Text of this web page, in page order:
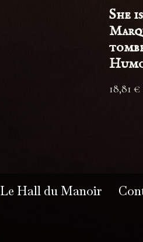
She
18,81 €
Le Hall du Manoir